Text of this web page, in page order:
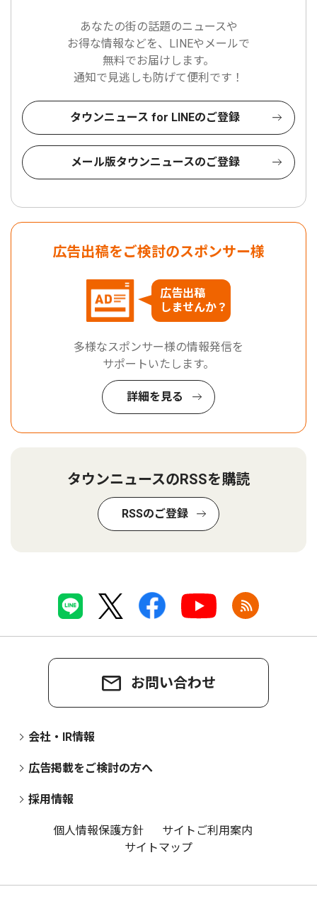
あなたの街の話題のニュースや
お得な情報などを、LINEやメールで
無料でお届けします。
通知で見逃しも防げて便利です！
タウンニュース for LINEのご登録
メール版タウンニュースのご登録
広告出稿をご検討のスポンサー様
広告出稿
しませんか？
多様なスポンサー様の情報発信を
サポートいたします。
詳細を見る
タウンニュースのRSSを購読
RSSのご登録
お問い合わせ
会社・IR情報
広告掲載をご検討の方へ
採用情報
個人情報保護方針
サイトご利用案内
サイトマップ